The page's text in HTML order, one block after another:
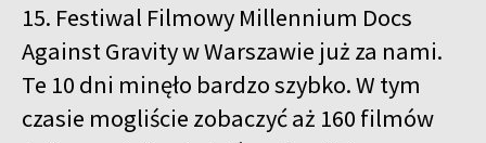
15. Festiwal Filmowy Millennium Docs
Against Gravity w Warszawie już za nami.
Te 10 dni minęło bardzo szybko. W tym
czasie mogliście zobaczyć aż 160 filmów